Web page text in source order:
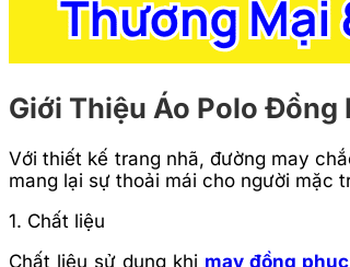
Giới Thiệu Áo Polo Đồng
Với thiết kế trang nhã, đường may
mang lại sự thoải mái cho người mặc
1. Chất liệu
Chất liệu sử dụng khi may đồng